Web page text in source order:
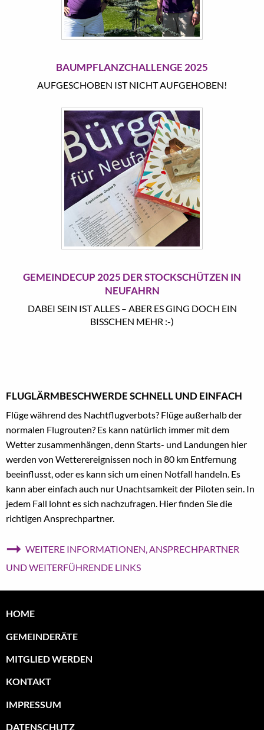
BAUMPFLANZCHALLENGE 2025
AUFGESCHOBEN IST NICHT AUFGEHOBEN!
GEMEINDECUP 2025 DER STOCKSCHÜTZEN IN
NEUFAHRN
DABEI SEIN IST ALLES – ABER ES GING DOCH EIN
BISSCHEN MEHR :-)
FLUGLÄRMBESCHWERDE SCHNELL UND EINFACH
Flüge während des Nachtflugverbots? Flüge außerhalb der
normalen Flugrouten? Es kann natürlich immer mit dem
Wetter zusammenhängen, denn Starts- und Landungen hier
werden von Wetterereignissen noch in 80 km Entfernung
beeinflusst, oder es kann sich um einen Notfall handeln. Es
kann aber einfach auch nur Unachtsamkeit der Piloten sein. In
jedem Fall lohnt es sich nachzufragen. Hier finden Sie die
richtigen Ansprechpartner.
➞ WEITERE INFORMATIONEN, ANSPRECHPARTNER
UND WEITERFÜHRENDE LINKS
HOME
GEMEINDERÄTE
MITGLIED WERDEN
KONTAKT
IMPRESSUM
DATENSCHUTZ